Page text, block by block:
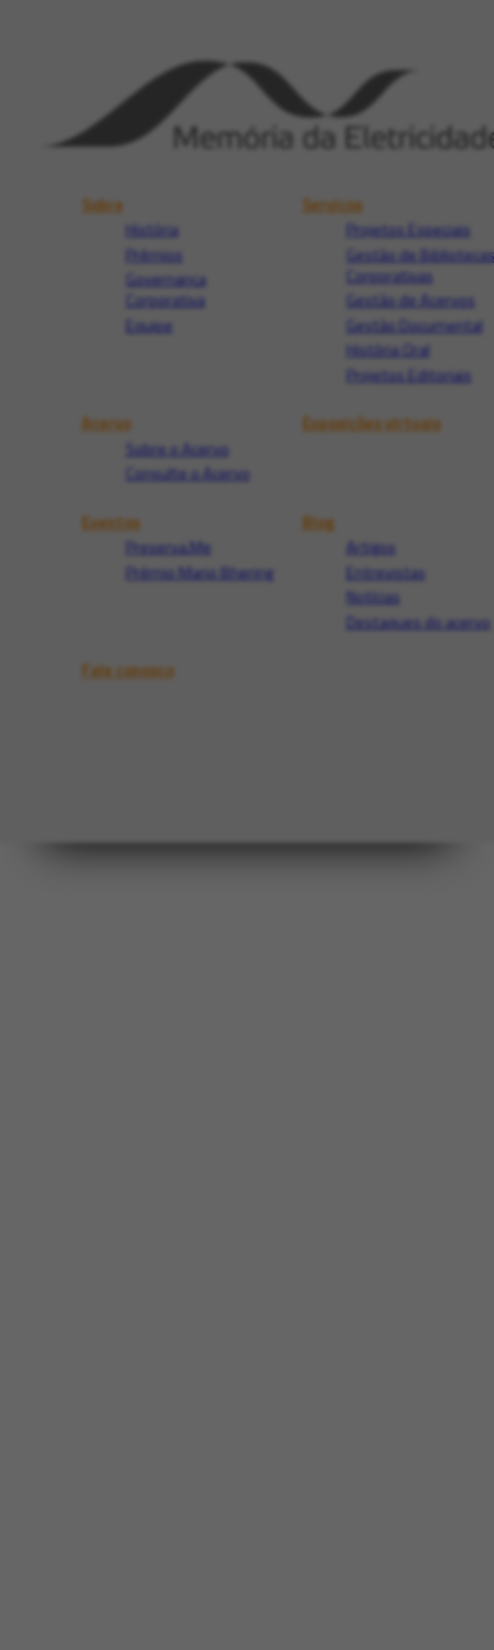
Sobre
História
Prêmios
Governança
Corporativa
Equipe
Serviços
Projetos Especiais
Gestão de Bibliotecas
Corporativas
Gestão de Acervos
Gestão Documental
História Oral
Projetos Editoriais
Acervo
Sobre o Acervo
Consulte o Acervo
Exposições virtuais
Eventos
Preserva.Me
Prêmio Mario Bhering
Blog
Artigos
Entrevistas
Notícias
Destaques do acervo
Fale conosco